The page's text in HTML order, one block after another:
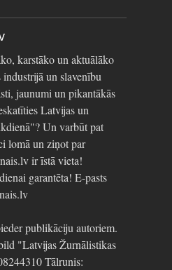
karstāko un aktuālāko
un slavenību
jaunumi un pikantākās
Latvijas un
Un varbūt pat
lomā un ziņot par
ir īstā vieta!
garantēta! E-pasts
publikāciju autoriem.
"Latvijas Žurnālistikas
Tālrunis: